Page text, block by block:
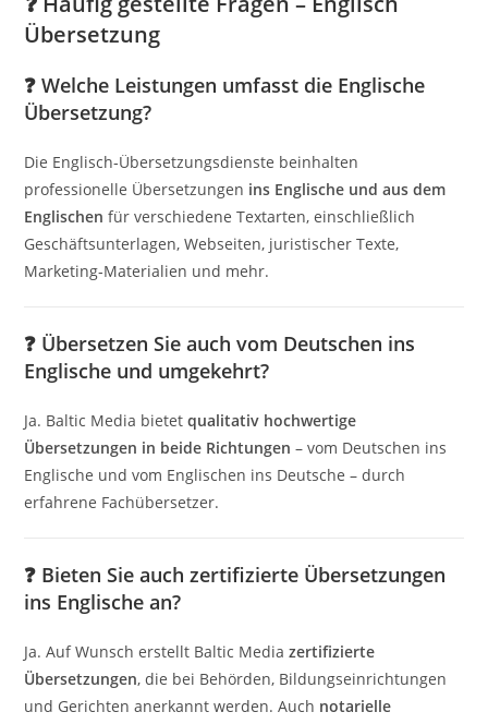
Übersetzung
❓Welche Leistungen umfasst die Englische
Übersetzung?
Die Englisch‑Übersetzungsdienste beinhalten
professionelle Übersetzungen ins Englische und aus dem
Englischen für verschiedene Textarten, einschließlich
Geschäftsunterlagen, Webseiten, juristischer Texte,
Marketing‑Materialien und mehr.
❓ Übersetzen Sie auch vom Deutschen ins
Englische und umgekehrt?
Ja. Baltic Media bietetqualitativ hochwertige
Übersetzungen in beide Richtungen – vom Deutschen ins
Englische und vom Englischen ins Deutsche – durch
erfahrene Fachübersetzer.
❓ Bieten Sie auch zertifizierte Übersetzungen
ins Englische an?
Ja. Auf Wunsch erstellt Baltic Mediazertifizierte
Übersetzungen, die bei Behörden, Bildungseinrichtungen
und Gerichten anerkannt werden. Auch notarielle